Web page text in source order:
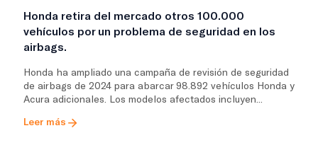
Honda retira del mercado otros 100.000
vehículos por un problema de seguridad en los
airbags.
Honda ha ampliado una campaña de revisión de seguridad
de airbags de 2024 para abarcar 98.892 vehículos Honda y
Acura adicionales. Los modelos afectados incluyen...
Leer más